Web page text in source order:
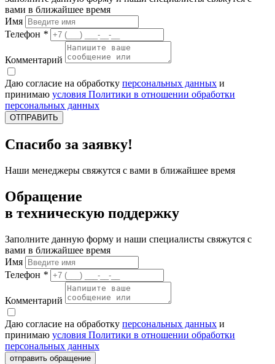
вами в ближайшее время
Имя
Телефон *
Комментарий
Даю согласие на обработку персональных данных и
принимаю условия Политики в отношении обработки
персональных данных
ОТПРАВИТЬ
Спасибо за заявку!
Наши менеджеры свяжутся с вами в ближайшее время
Обращение
в техническую поддержку
Заполните данную форму и наши специалисты свяжутся с
вами в ближайшее время
Имя
Телефон *
Комментарий
Даю согласие на обработку персональных данных и
принимаю условия Политики в отношении обработки
персональных данных
отправить обращение